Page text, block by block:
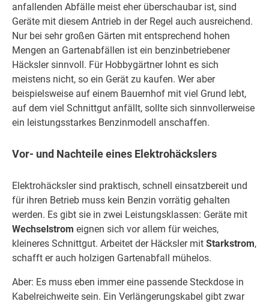
anfallenden Abfälle meist eher überschaubar ist, sind
Geräte mit diesem Antrieb in der Regel auch ausreichend.
Nur bei sehr großen Gärten mit entsprechend hohen
Mengen an Gartenabfällen ist ein benzinbetriebener
Häcksler sinnvoll. Für Hobbygärtner lohnt es sich
meistens nicht, so ein Gerät zu kaufen. Wer aber
beispielsweise auf einem Bauernhof mit viel Grund lebt,
auf dem viel Schnittgut anfällt, sollte sich sinnvollerweise
ein leistungsstarkes Benzinmodell anschaffen.
Vor- und Nachteile eines Elektrohäckslers
Elektrohäcksler sind praktisch, schnell einsatzbereit und
für ihren Betrieb muss kein Benzin vorrätig gehalten
werden. Es gibt sie in zwei Leistungsklassen: Geräte mit
Wechselstrom eignen sich vor allem für weiches,
kleineres Schnittgut. Arbeitet der Häcksler mit Starkstrom,
schafft er auch holzigen Gartenabfall mühelos.
Aber: Es muss eben immer eine passende Steckdose in
Kabelreichweite sein. Ein Verlängerungskabel gibt zwar